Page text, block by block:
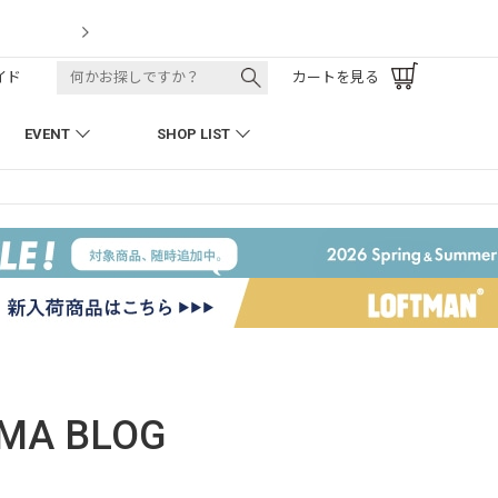
EVENT SHOP LIST
ド カートを見る
BLOG